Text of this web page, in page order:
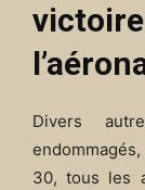
Divers
30, tous les